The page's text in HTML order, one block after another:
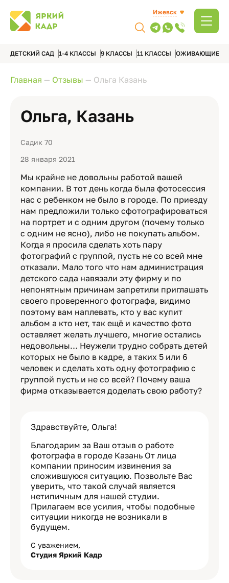
Ижевск
ДЕТСКИЙ САД 1-4 КЛАССЫ 9 КЛАССЫ 11 КЛАССЫ ОЖИВАЮЩИЕ
Главная — Отзывы — Ольга Казань
Ольга, Казань
Садик 70
28 января 2021
Мы крайне не довольны работой вашей
компании. В тот день когда была фотосессия
нас с ребенком не было в городе. По приезду
нам предложили только сфотографироваться
на портрет и с одним другом (почему только
с одним не ясно), либо не покупать альбом.
Когда я просила сделать хоть пару
фотографий с группой, пусть не со всей мне
отказали. Мало того что нам администрация
детского сада навязали эту фирму и по
непонятным причинам запретили приглашать
своего проверенного фотографа, видимо
поэтому вам наплевать, кто у вас купит
альбом а кто нет, так ещё и качество фото
оставляет желать лучшего, многие остались
недовольны… Неужели трудно собрать детей
которых не было в кадре, а таких 5 или 6
человек и сделать хоть одну фотографию с
группой пусть и не со всей? Почему ваша
фирма отказывается доделать свою работу?
Здравствуйте, Ольга!
Благодарим за Ваш отзыв о работе
фотографа в городе Казань От лица
компании приносим извинения за
сложившуюся ситуацию. Позвольте Вас
уверить, что такой случай является
нетипичным для нашей студии.
Прилагаем все усилия, чтобы подобные
ситуации никогда не возникали в
будущем.
С уважением,
Студия Яркий Кадр